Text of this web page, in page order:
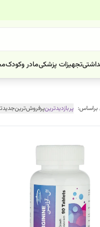
تجهیزات پزشکیمادر وکودک
پربازدیدترینپرفروش‌ترین